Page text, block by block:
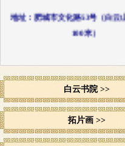
100米）
白云书院 >>
拓片画 >>